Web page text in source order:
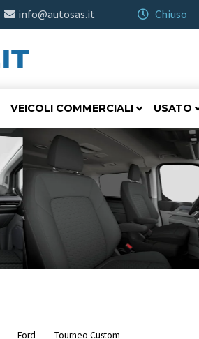
info@autosas.it Chiuso
VEICOLI COMMERCIALI USATO
Ford Tourneo Custom